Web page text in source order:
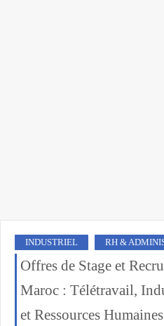
INDUSTRIEL RH &
Offres de Stage et
Maroc : Télétravail,
et Ressources Humaines